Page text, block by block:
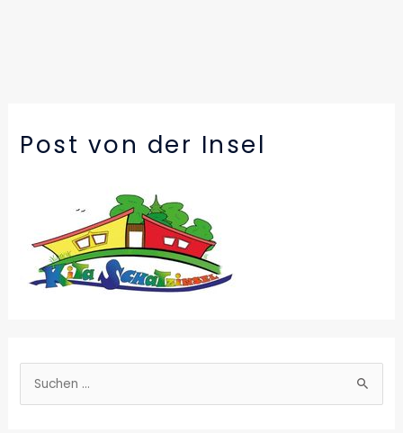
Post von der Insel
u